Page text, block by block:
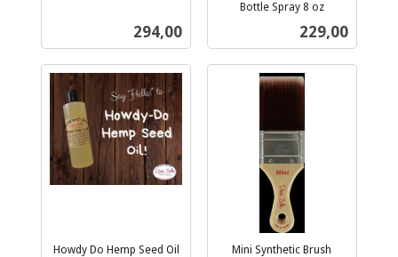
Pris
294,00
Bottle Spray 8 oz
Pris
229,00
Howdy Do Hemp Seed Oil
Mini Synthetic Brush